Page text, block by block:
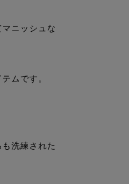
ニッシュな
ムです。
洗練された